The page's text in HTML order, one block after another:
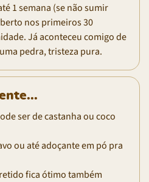
1 semana (se não sumir
nos primeiros 30
Já aconteceu comigo de
pedra, tristeza pura.
ser de castanha ou coco
ou até adoçante em pó pra
fica ótimo também